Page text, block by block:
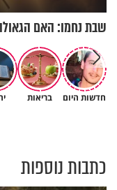
שבת נחמו: האם
חדשות היום בריאות
מדוע האמונה
כתבות נוספות